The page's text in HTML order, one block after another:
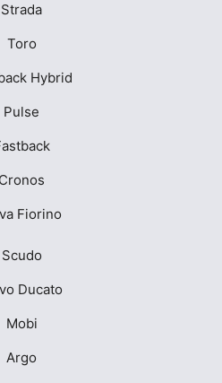
Strada
Toro
Hybrid
Pulse
Cronos
Fiorino
Scudo
Ducato
Mobi
Argo